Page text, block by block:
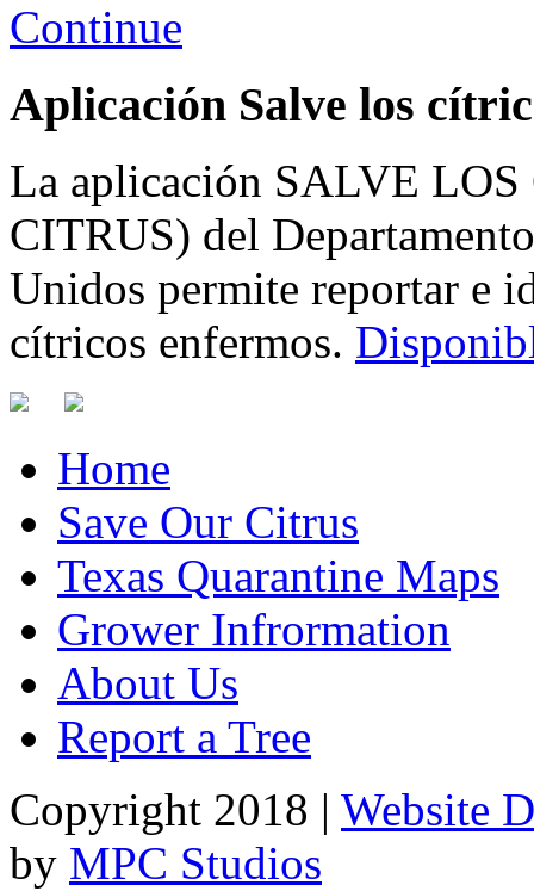
Continue
Aplicación Salve los
La aplicación SALVE
CITRUS) del
Unidos permite reportar e
cítricos enfermos.
Home
Save Our Citrus
Texas Quarantine Maps
Grower Infrormation
About Us
Report a Tree
Copyright 2018 | Website
by MPC Studios